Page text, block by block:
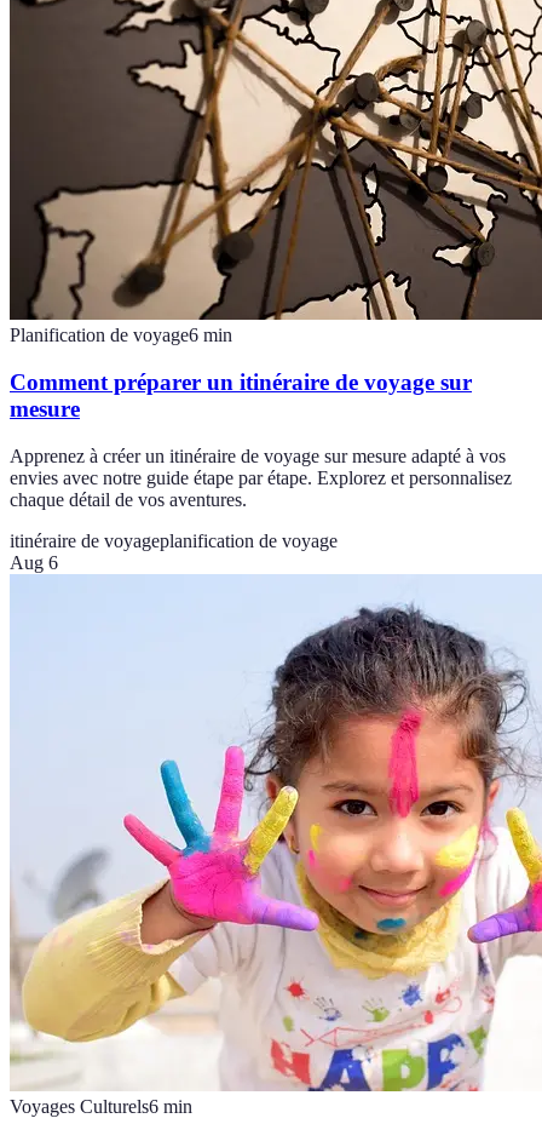
Planification de voyage6 min
Comment préparer un itinéraire de voyage sur
mesure
Apprenez à créer un itinéraire de voyage sur mesure adapté à vos
envies avec notre guide étape par étape. Explorez et personnalisez
chaque détail de vos aventures.
itinéraire de voyageplanification de voyage
Aug 6
Voyages Culturels6 min